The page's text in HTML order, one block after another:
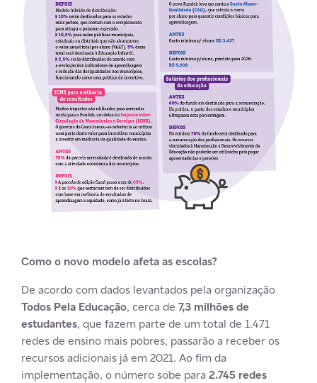
Como o novo modelo afeta as escolas?
De acordo com dados levantados pela organização
Todos Pela Educação, cerca de 7,3 milhões de
estudantes, que fazem parte de um total de 1.471
redes de ensino mais pobres, passarão a receber os
recursos adicionais já em 2021. Ao fim da
implementação, o número sobe para 2.745 redes